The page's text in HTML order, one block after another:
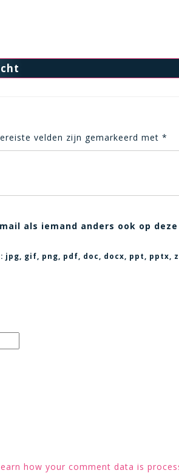
velden zijn gemarkeerd met *
als iemand anders ook op
jpg, gif, png, pdf, doc, docx, ppt, pptx,
how your comment data is